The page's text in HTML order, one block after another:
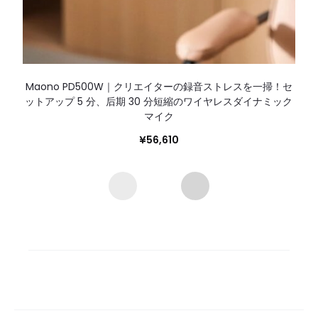
Maono PD500W｜クリエイターの録音ストレスを一掃！セ
ットアップ 5 分、后期 30 分短縮のワイヤレスダイナミック
マイク
¥56,610